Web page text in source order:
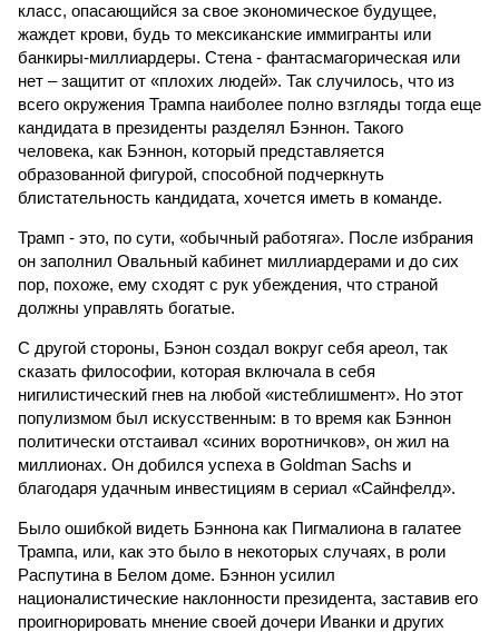
класс, опасающийся за свое экономическое будущее,
жаждет крови, будь то мексиканские иммигранты или
банкиры-миллиардеры. Стена - фантасмагорическая или
нет – защитит от «плохих людей». Так случилось, что из
всего окружения Трампа наиболее полно взгляды тогда еще
кандидата в президенты разделял Бэннон. Такого
человека, как Бэннон, который представляется
образованной фигурой, способной подчеркнуть
блистательность кандидата, хочется иметь в команде.
Трамп - это, по сути, «обычный работяга». После избрания
он заполнил Овальный кабинет миллиардерами и до сих
пор, похоже, ему сходят с рук убеждения, что страной
должны управлять богатые.
С другой стороны, Бэнон создал вокруг себя ареол, так
сказать философии, которая включала в себя
нигилистический гнев на любой «истеблишмент». Но этот
популизмом был искусственным: в то время как Бэннон
политически отстаивал «синих воротничков», он жил на
миллионах. Он добился успеха в Goldman Sachs и
благодаря удачным инвестициям в сериал «Сайнфелд».
Было ошибкой видеть Бэннона как Пигмалиона в галатее
Трампа, или, как это было в некоторых случаях, в роли
Распутина в Белом доме. Бэннон усилил
националистические наклонности президента, заставив его
проигнорировать мнение своей дочери Иванки и других